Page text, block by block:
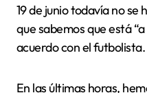
19 de junio todavía no
que sabemos que está
acuerdo con el futbolista.
En las últimas horas,